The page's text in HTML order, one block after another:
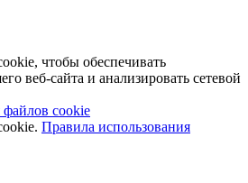
чтобы обеспечивать
веб-сайта и анализировать сетевой
файлов cookie
Правила использования